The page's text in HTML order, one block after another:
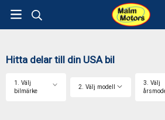
Hitta delar till din USA bil
1. Välj
bilmärke
2. Välj modell
3. Välj